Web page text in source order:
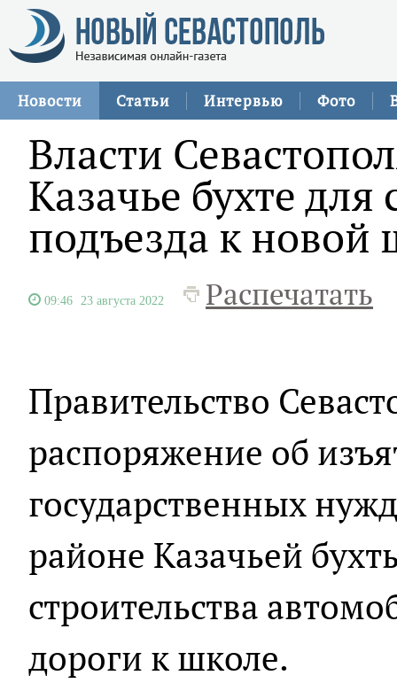
Новости Статьи Интервью Фото
Власти
Казачье бухте для
подъезда к новой
09:46 23 августа 2022 Распечатать
Правительство
распоряжение об
государственных
районе Казачьей
строительства
дороги к школе.